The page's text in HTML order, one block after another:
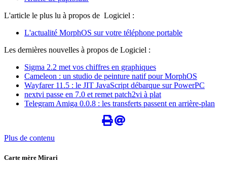
L'article le plus lu à propos de Logiciel :
L'actualité MorphOS sur votre téléphone portable
Les dernières nouvelles à propos de Logiciel :
Sigma 2.2 met vos chiffres en graphiques
Cameleon : un studio de peinture natif pour MorphOS
Wayfarer 11.5 : le JIT JavaScript débarque sur PowerPC
nextvi passe en 7.0 et remet patch2vi à plat
Telegram Amiga 0.0.8 : les transferts passent en arrière-plan
Plus de contenu
Carte mère Mirari